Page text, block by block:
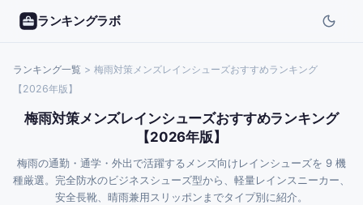
ランキングラボ
ランキング一覧 > 梅雨対策メンズレインシューズおすすめランキング
【2026年版】
梅雨対策メンズレインシューズおすすめランキング
【2026年版】
梅雨の通勤・通学・外出で活躍するメンズ向けレインシューズを 9 機
種厳選。完全防水のビジネスシューズ型から、軽量レインスニーカー、
安全長靴、晴雨兼用スリッポンまでタイプ別に紹介。